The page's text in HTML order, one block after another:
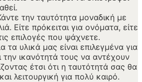
την ταυτότητα μοναδική με
Είτε πρόκειται για ονόματα, είτε
επιλογές που ψάχνετε.
τα υλικά μας είναι επιλεγμένα για
την ικανότητά τους να αντέχουν
έτσι ότι η ταυτότητά σας θα
λειτουργική για πολύ καιρό.